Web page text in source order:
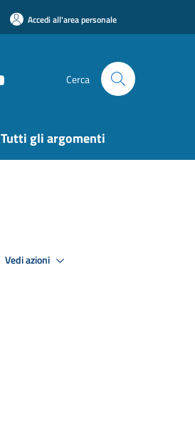
Accedi all'area personale
Cerca
Tutti gli argomenti
Vedi azioni